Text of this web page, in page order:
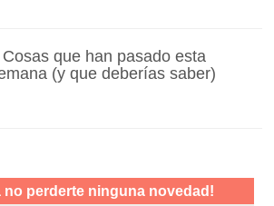
Cosas que han pasado esta
(y que deberías saber)